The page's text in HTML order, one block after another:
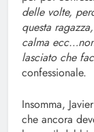
delle volte,
questa
calma
lasciato che
confessionale.
Insomma,
che ancora